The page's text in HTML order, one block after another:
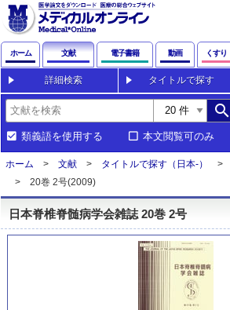
ホーム 文献 電子書籍 動画 くすり
詳細検索 タイトルで探す
search
類義語を使用する 本文閲覧可のみ
ホーム 文献 タイトルで探す（日本-）
20巻 2号(2009)
日本脊椎脊髄病学会雑誌 20巻 2号